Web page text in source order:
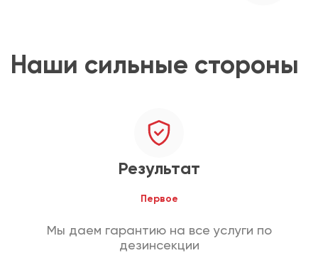
Наши сильные стороны
Результат
Первое
Мы даем гарантию на все услуги по
дезинсекции